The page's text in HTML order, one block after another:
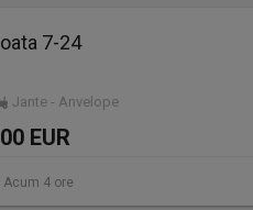
7-24
Jante - Anvelope
EUR
Acum 4 ore